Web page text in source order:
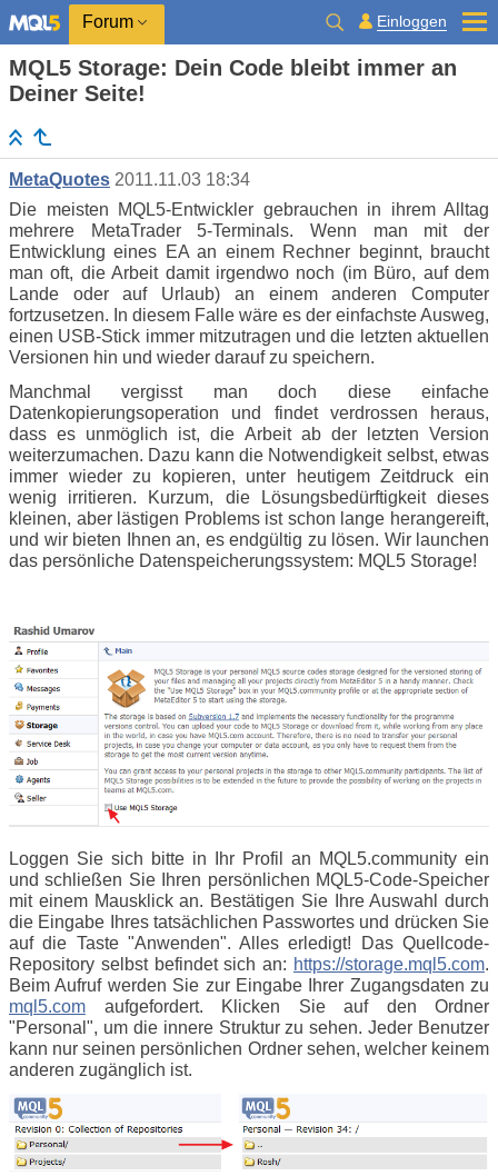
Forum Einloggen
MQL5 Storage: Dein Code bleibt immer an
Deiner Seite!
MetaQuotes 2011.11.03 18:34
Die meisten MQL5-Entwickler gebrauchen in ihrem Alltag
mehrere MetaTrader 5-Terminals. Wenn man mit der
Entwicklung eines EA an einem Rechner beginnt, braucht
man oft, die Arbeit damit irgendwo noch (im Büro, auf dem
Lande oder auf Urlaub) an einem anderen Computer
fortzusetzen. In diesem Falle wäre es der einfachste Ausweg,
einen USB-Stick immer mitzutragen und die letzten aktuellen
Versionen hin und wieder darauf zu speichern.
Manchmal vergisst man doch diese einfache
Datenkopierungsoperation und findet verdrossen heraus,
dass es unmöglich ist, die Arbeit ab der letzten Version
weiterzumachen. Dazu kann die Notwendigkeit selbst, etwas
immer wieder zu kopieren, unter heutigem Zeitdruck ein
wenig irritieren. Kurzum, die Lösungsbedürftigkeit dieses
kleinen, aber lästigen Problems ist schon lange herangereift,
und wir bieten Ihnen an, es endgültig zu lösen. Wir launchen
das persönliche Datenspeicherungssystem: MQL5 Storage!
Loggen Sie sich bitte in Ihr Profil an MQL5.community ein
und schließen Sie Ihren persönlichen MQL5-Code-Speicher
mit einem Mausklick an. Bestätigen Sie Ihre Auswahl durch
die Eingabe Ihres tatsächlichen Passwortes und drücken Sie
auf die Taste "Anwenden". Alles erledigt! Das Quellcode-
Repository selbst befindet sich an: https://storage.mql5.com.
Beim Aufruf werden Sie zur Eingabe Ihrer Zugangsdaten zu
mql5.com aufgefordert. Klicken Sie auf den Ordner
"Personal", um die innere Struktur zu sehen. Jeder Benutzer
kann nur seinen persönlichen Ordner sehen, welcher keinem
anderen zugänglich ist.